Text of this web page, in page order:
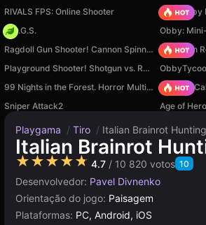
RIVALS FPS: Online Shooter
Your Obby
H.O.G.S.
Obby:
Ragdoll Gun Shooter! Cannon Spinner Playground
Stickman
Playground Shooter! Shotgun vs. Ragdolls!
99 Nights in the Forest. Horror Multiplayer
Piece of
Sniper Attack2
Age of
Playgama / Tiro / Italian Brainrot
Italian Brainrot
★★★★★ 4.7 / 10 820 votos 10
Desenvolvedor: Pavel Divnenko
Orientação do jogo: Paisagem
Plataformas: PC, Android, iOS